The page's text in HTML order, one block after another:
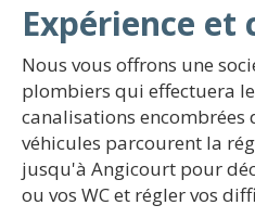
Expérience et
Nous vous offrons une
plombiers qui effectuera
canalisations encombrées
véhicules parcourent la
jusqu'à Angicourt pour
ou vos WC et régler vos